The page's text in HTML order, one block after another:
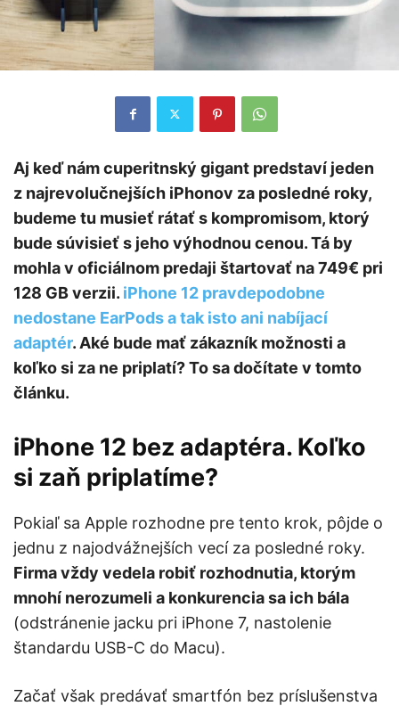
Aj keď nám cuperitnský gigant predstaví jeden
z najrevolučnejších iPhonov za posledné roky,
budeme tu musieť rátať s kompromisom, ktorý
bude súvisieť s jeho výhodnou cenou. Tá by
mohla v oficiálnom predaji štartovať na 749€ pri
128 GB verzii. iPhone 12 pravdepodobne
nedostane EarPods a tak isto ani nabíjací
adaptér. Aké bude mať zákazník možnosti a
koľko si za ne priplatí? To sa dočítate v tomto
článku.
iPhone 12 bez adaptéra. Koľko
si zaň priplatíme?
Pokiaľ sa Apple rozhodne pre tento krok, pôjde o
jednu z najodvážnejších vecí za posledné roky.
Firma vždy vedela robiť rozhodnutia, ktorým
mnohí nerozumeli a konkurencia sa ich bála
(odstránenie jacku pri iPhone 7, nastolenie
štandardu USB-C do Macu).
Začať však predávať smartfón bez príslušenstva